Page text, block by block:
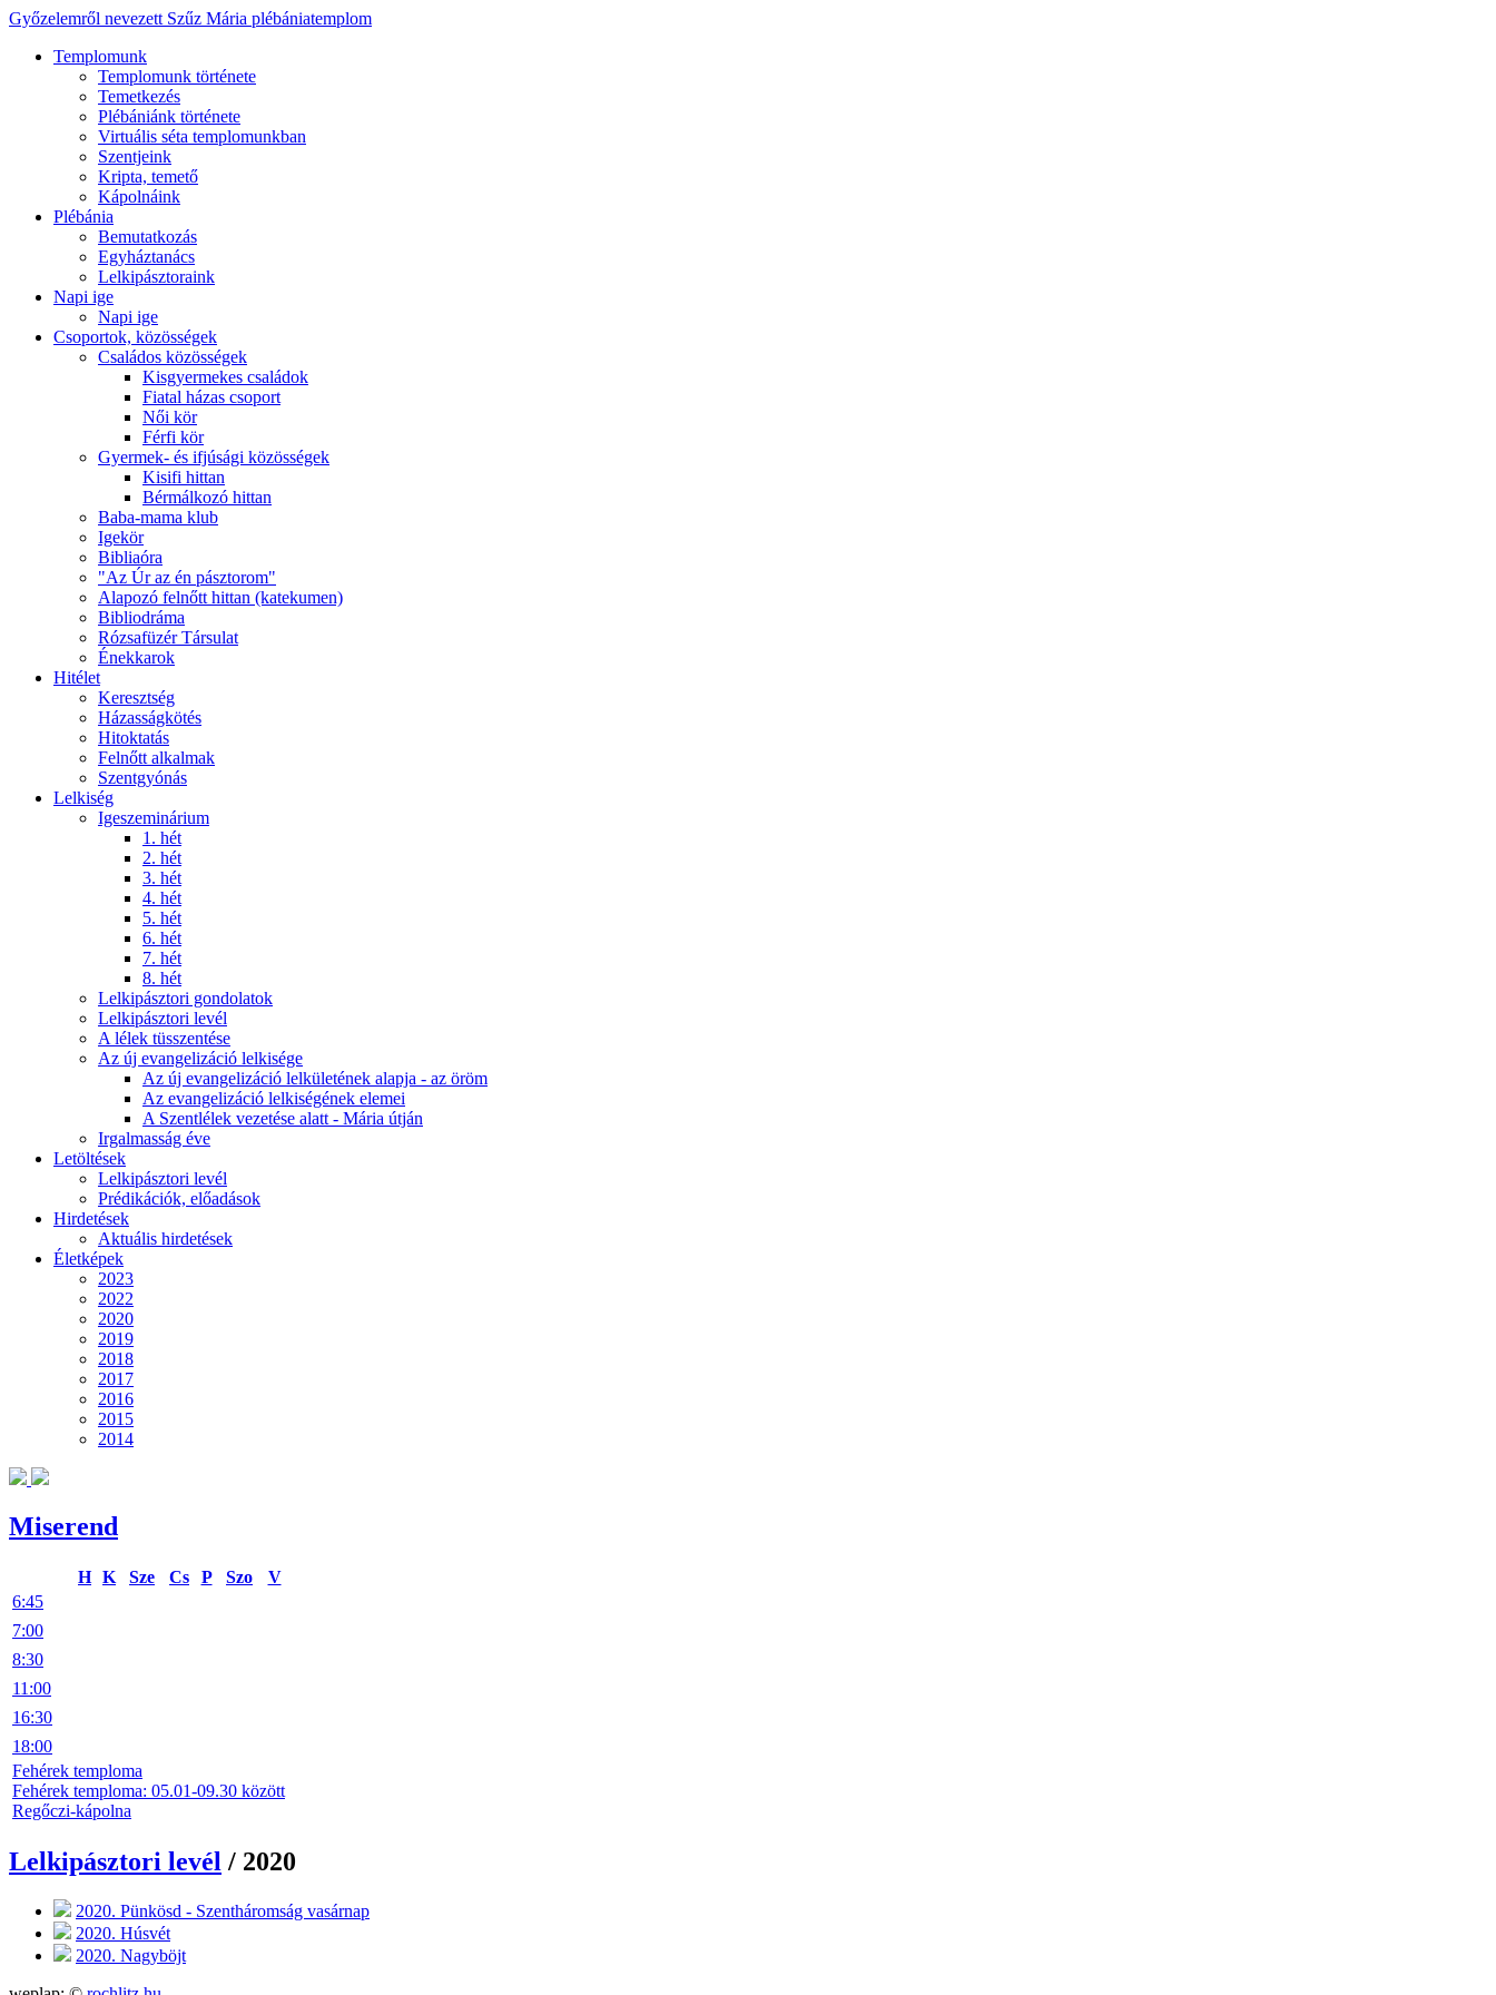
Győzelemről nevezett Szűz Mária plébániatemplom
Templomunk
Templomunk története
Temetkezés
Plébániánk története
Virtuális séta templomunkban
Szentjeink
Kripta, temető
Kápolnáink
Plébánia
Bemutatkozás
Egyháztanács
Lelkipásztoraink
Napi ige
Napi ige
Csoportok, közösségek
Családos közösségek
Kisgyermekes családok
Fiatal házas csoport
Női kör
Férfi kör
Gyermek- és ifjúsági közösségek
Kisifi hittan
Bérmálkozó hittan
Baba-mama klub
Igekör
Bibliaóra
"Az Úr az én pásztorom"
Alapozó felnőtt hittan (katekumen)
Bibliodráma
Rózsafüzér Társulat
Énekkarok
Hitélet
Keresztség
Házasságkötés
Hitoktatás
Felnőtt alkalmak
Szentgyónás
Lelkiség
Igeszeminárium
1. hét
2. hét
3. hét
4. hét
5. hét
6. hét
7. hét
8. hét
Lelkipásztori gondolatok
Lelkipásztori levél
A lélek tüsszentése
Az új evangelizáció lelkisége
Az új evangelizáció lelkületének alapja - az öröm
Az evangelizáció lelkiségének elemei
A Szentlélek vezetése alatt - Mária útján
Irgalmasság éve
Letöltések
Lelkipásztori levél
Prédikációk, előadások
Hirdetések
Aktuális hirdetések
Életképek
2023
2022
2020
2019
2018
2017
2016
2015
2014
Miserend
H K Sze Cs P Szo
V
6:45
7:00
8:30
11:00
16:30
18:00
Fehérek temploma
Fehérek temploma: 05.01-09.30 között
Regőczi-kápolna
Lelkipásztori levél / 2020
2020. Pünkösd - Szentháromság vasárnap
2020. Húsvét
2020. Nagyböjt